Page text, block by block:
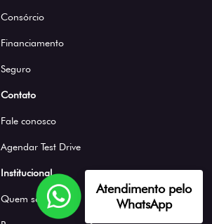
Consórcio
Financiamento
Seguro
Contato
Fale conosco
Agendar Test Drive
Institucional
Quem somos
Atendimento pelo
WhatsApp